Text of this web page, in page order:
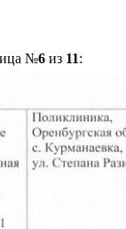
№6 из 11: